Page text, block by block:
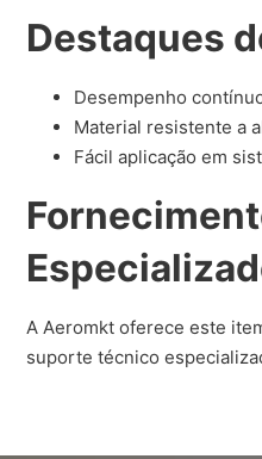
Destaques
Desempenho
Material resistente a
Fácil aplicação em
A Aeromkt oferece este
suporte técnico